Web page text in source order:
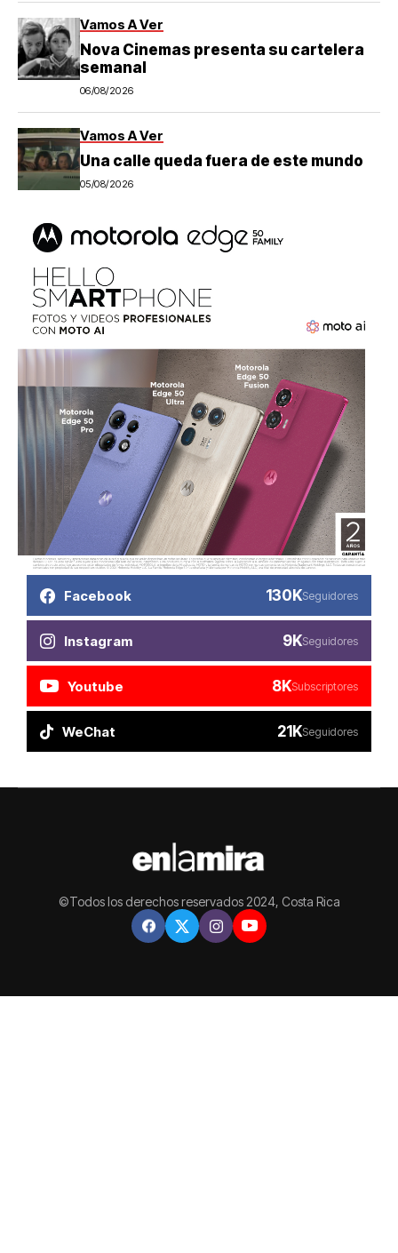
Vamos A Ver
Nova Cinemas presenta su cartelera
semanal
06/08/2026
Vamos A Ver
Una calle queda fuera de este mundo
05/08/2026
Facebook 130KSeguidores
Instagram 9KSeguidores
Youtube 8KSubscriptores
WeChat 21KSeguidores
©Todos los derechos reservados 2024, Costa Rica